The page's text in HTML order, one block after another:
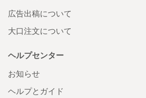
広告出稿について
大口注文について
ヘルプセンター
お知らせ
ヘルプとガイド